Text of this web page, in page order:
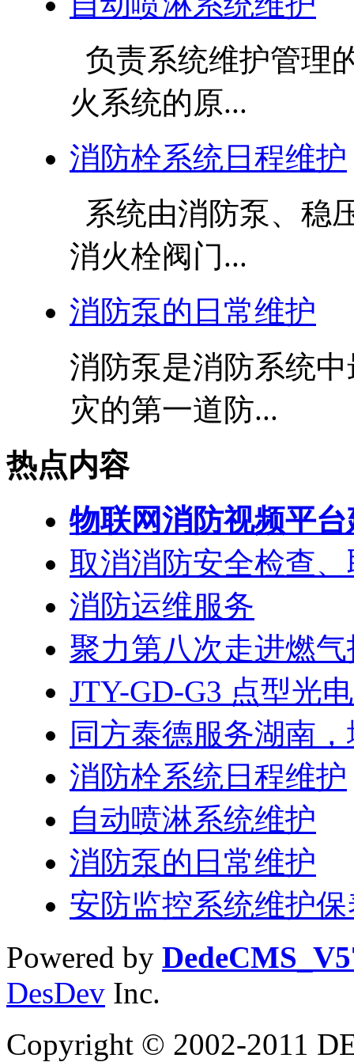
负责系统维护管理
火系统的原...
消防栓系统日程维护
系统由消防泵、稳
消火栓阀门...
消防泵的日常维护
消防泵是消防系统
灾的第一道防...
热点内容
物联网消防视频平
取消消防安全检查
消防运维服务
聚力第八次走进燃
JTY-GD-G3 点型光
同方泰德服务湖南
消防栓系统日程维护
自动喷淋系统维护
消防泵的日常维护
安防监控系统维护
Powered by
DesDev Inc.
Copyright © 2002-2011